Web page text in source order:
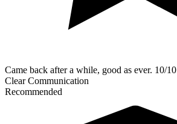
Came back after a while, good as ever. 10/10
Clear Communication
Recommended